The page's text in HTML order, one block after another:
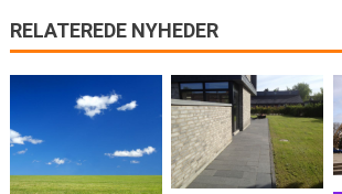
RELATEREDE NYHEDER